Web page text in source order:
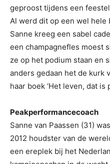
geproost tijdens een
Al werd dit op een wel hele
Sanne kreeg een sabel
een champagnefles moest
ze op het podium staan en
anders gedaan het de kurk
haar boek ‘Het leven, dat
Peakperformancecoach
Sanne van Paassen (31)
2012 houdster van de
een ereplek bij het